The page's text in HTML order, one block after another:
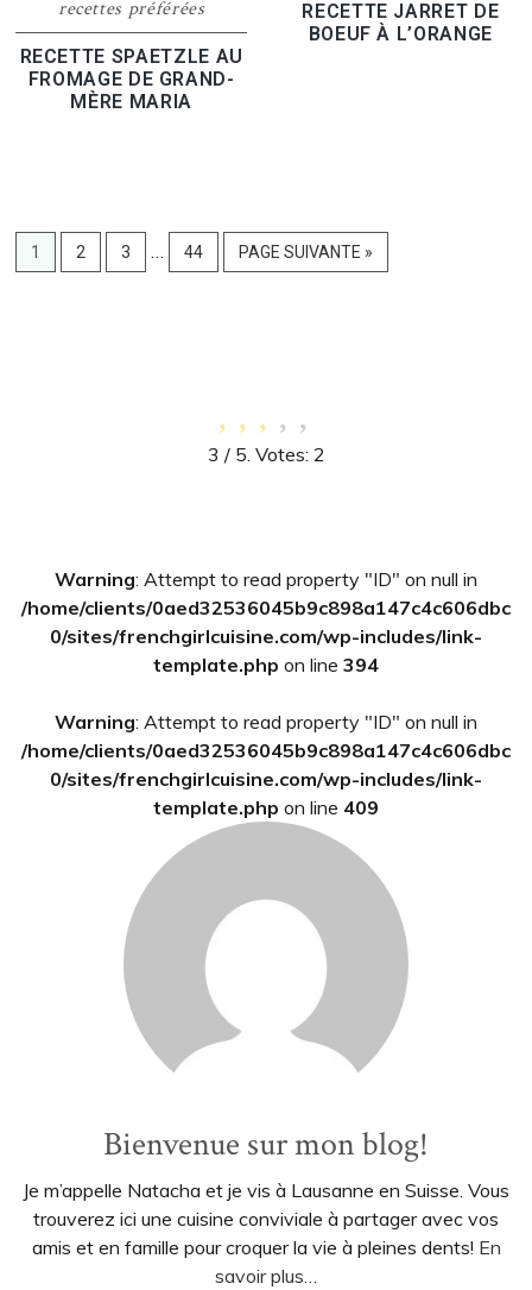
recettes préférées
RECETTE SPAETZLE AU
FROMAGE DE GRAND-
MÈRE MARIA
RECETTE JARRET DE
BOEUF À L’ORANGE
PAGE
1 PAGE
2 PAGE
3
Pages
provisoires
PAGE
44
ALLER
À
PAGE SUIVANTE »
3 / 5. Votes: 2
latérale
principale
Warning: Attempt to read property "ID" on null in
/home/clients/0aed32536045b9c898a147c4c606dbc
0/sites/frenchgirlcuisine.com/wp-includes/link-
template.php on line 394
Warning: Attempt to read property "ID" on null in
/home/clients/0aed32536045b9c898a147c4c606dbc
0/sites/frenchgirlcuisine.com/wp-includes/link-
template.php on line 409
Bienvenue sur mon blog!
Je m’appelle Natacha et je vis à Lausanne en Suisse. Vous
trouverez ici une cuisine conviviale à partager avec vos
amis et en famille pour croquer la vie à pleines dents! En
savoir plus…